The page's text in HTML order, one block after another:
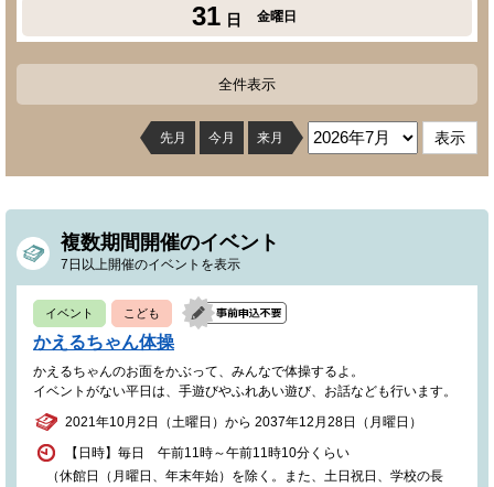
31 日 金曜日
全件表示
先月 今月 来月
複数期間開催のイベント
7日以上開催のイベントを表示
イベント こども
かえるちゃん体操
かえるちゃんのお面をかぶって、みんなで体操するよ。
イベントがない平日は、手遊びやふれあい遊び、お話なども行います。
2021年10月2日（土曜日）から 2037年12月28日（月曜日）
【日時】毎日 午前11時～午前11時10分くらい
（休館日（月曜日、年末年始）を除く。また、土日祝日、学校の長